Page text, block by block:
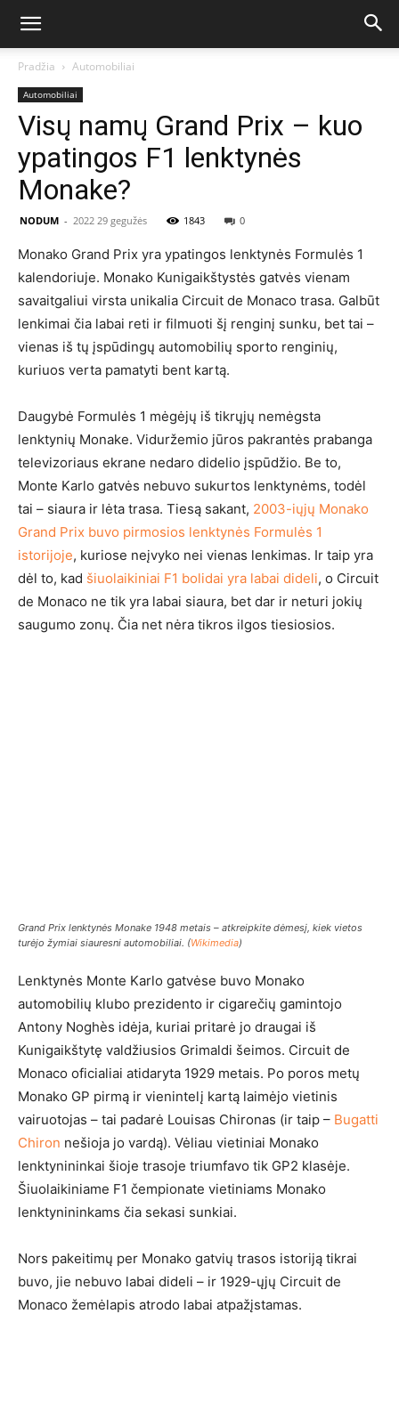
Pradžia Automobiliai
Automobiliai
Visų namų Grand Prix – kuo
ypatingos F1 lenktynės
Monake?
NODUM - 2022 29 gegužės 1843 0
Monako Grand Prix yra ypatingos lenktynės Formulės 1
kalendoriuje. Monako Kunigaikštystės gatvės vienam
savaitgaliui virsta unikalia Circuit de Monaco trasa. Galbūt
lenkimai čia labai reti ir filmuoti šį renginį sunku, bet tai –
vienas iš tų įspūdingų automobilių sporto renginių,
kuriuos verta pamatyti bent kartą.
Daugybė Formulės 1 mėgėjų iš tikrųjų nemėgsta
lenktynių Monake. Viduržemio jūros pakrantės prabanga
televizoriaus ekrane nedaro didelio įspūdžio. Be to,
Monte Karlo gatvės nebuvo sukurtos lenktynėms, todėl
tai – siaura ir lėta trasa. Tiesą sakant, 2003-iųjų Monako
Grand Prix buvo pirmosios lenktynės Formulės 1
istorijoje, kuriose neįvyko nei vienas lenkimas. Ir taip yra
dėl to, kad šiuolaikiniai F1 bolidai yra labai dideli, o Circuit
de Monaco ne tik yra labai siaura, bet dar ir neturi jokių
saugumo zonų. Čia net nėra tikros ilgos tiesiosios.
Grand Prix lenktynės Monake 1948 metais – atkreipkite dėmesį, kiek vietos
turėjo žymiai siauresni automobiliai. (Wikimedia)
Lenktynės Monte Karlo gatvėse buvo Monako
automobilių klubo prezidento ir cigarečių gamintojo
Antony Noghès idėja, kuriai pritarė jo draugai iš
Kunigaikštytę valdžiusios Grimaldi šeimos. Circuit de
Monaco oficialiai atidaryta 1929 metais. Po poros metų
Monako GP pirmą ir vienintelį kartą laimėjo vietinis
vairuotojas – tai padarė Louisas Chironas (ir taip – Bugatti
Chiron nešioja jo vardą). Vėliau vietiniai Monako
lenktynininkai šioje trasoje triumfavo tik GP2 klasėje.
Šiuolaikiniame F1 čempionate vietiniams Monako
lenktynininkams čia sekasi sunkiai.
Nors pakeitimų per Monako gatvių trasos istoriją tikrai
buvo, jie nebuvo labai dideli – ir 1929-ųjų Circuit de
Monaco žemėlapis atrodo labai atpažįstamas.